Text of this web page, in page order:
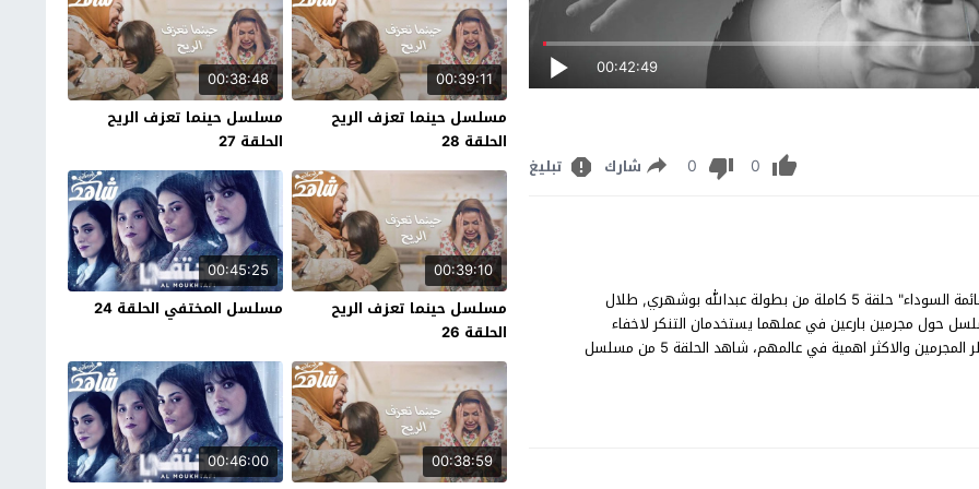
00:42:49
0
0 شارك تبليغ
مسلسل القائمة السوداء الحلقة 5 مشاهدة وتحميل مسلسل "القائمة السوداء" حلقة 5 كاملة من بطولة عبدالله بوشهري, طلال
حول مجرمين بارعين في عملهما يستخدمان التنكر لاخفاء
ملامحهم فلا يلاحقان او يكتشف هويتهم مما يجعلهم من اخطر المجرمين والاكثر اهمية في عالمهم، شاهد الحلقة 5 من مسلسل
00:39:11
مسلسل حينما تعزف الريح
الحلقة 28
00:38:48
مسلسل حينما تعزف الريح
الحلقة 27
00:39:10
مسلسل حينما تعزف الريح
الحلقة 26
00:45:25
مسلسل المختفي الحلقة 24
00:38:59
00:46:00